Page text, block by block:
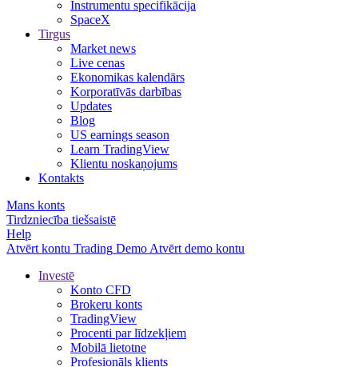
Instrumentu specifikācija
SpaceX
Tirgus
Market news
Live cenas
Ekonomikas kalendārs
Korporatīvās darbības
Updates
Blog
US earnings season
Learn TradingView
Klientu noskaņojums
Kontakts
Mans konts
Tirdzniecība tiešsaistē
Help
Atvērt kontu Trading Demo Atvērt demo kontu
Investē
Konto CFD
Brokeru konts
TradingView
Procenti par līdzekļiem
Mobilā lietotne
Profesionāls klients